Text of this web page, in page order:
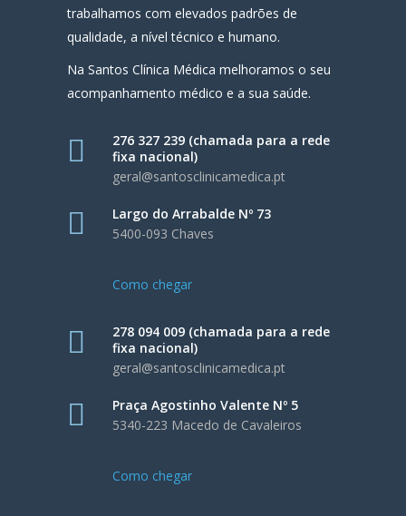
trabalhamos com elevados padrões de
qualidade, a nível técnico e humano.
Na Santos Clínica Médica melhoramos o seu
acompanhamento médico e a sua saúde.
276 327 239 (chamada para a rede
fixa nacional)
geral@santosclinicamedica.pt
Largo do Arrabalde Nº 73
5400-093 Chaves
Como chegar
278 094 009 (chamada para a rede
fixa nacional)
geral@santosclinicamedica.pt
Praça Agostinho Valente Nº 5
5340-223 Macedo de Cavaleiros
Como chegar